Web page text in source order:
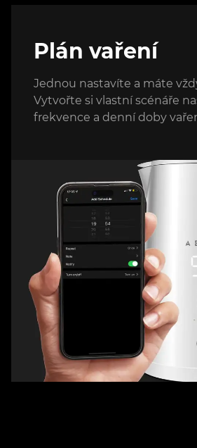
Plán vaření
Jednou nastavíte a máte
Vytvořte si vlastní scénáře
frekvence a denní doby